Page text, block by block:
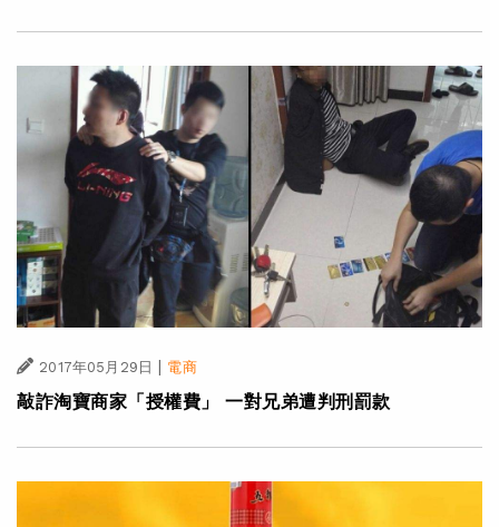
2017年05月29日 | 電商
敲詐淘寶商家「授權費」 一對兄弟遭判刑罰款